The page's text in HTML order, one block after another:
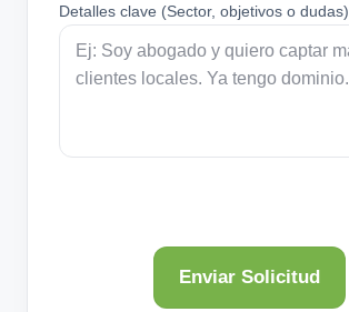
Detalles clave (Sector, objetivos o dudas)